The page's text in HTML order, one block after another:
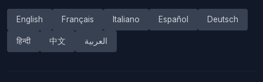
English Français Italiano Español Deutsch
हिन्दी 中文 العربية